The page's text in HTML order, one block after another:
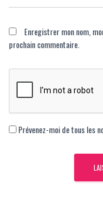
Enregistrer mon nom,
prochain commentaire.
Prévenez-moi de tous les